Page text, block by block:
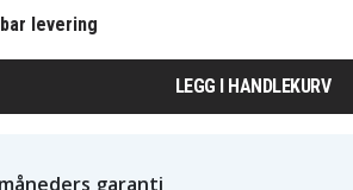
levering
LEGG I HANDLEKURV
garanti